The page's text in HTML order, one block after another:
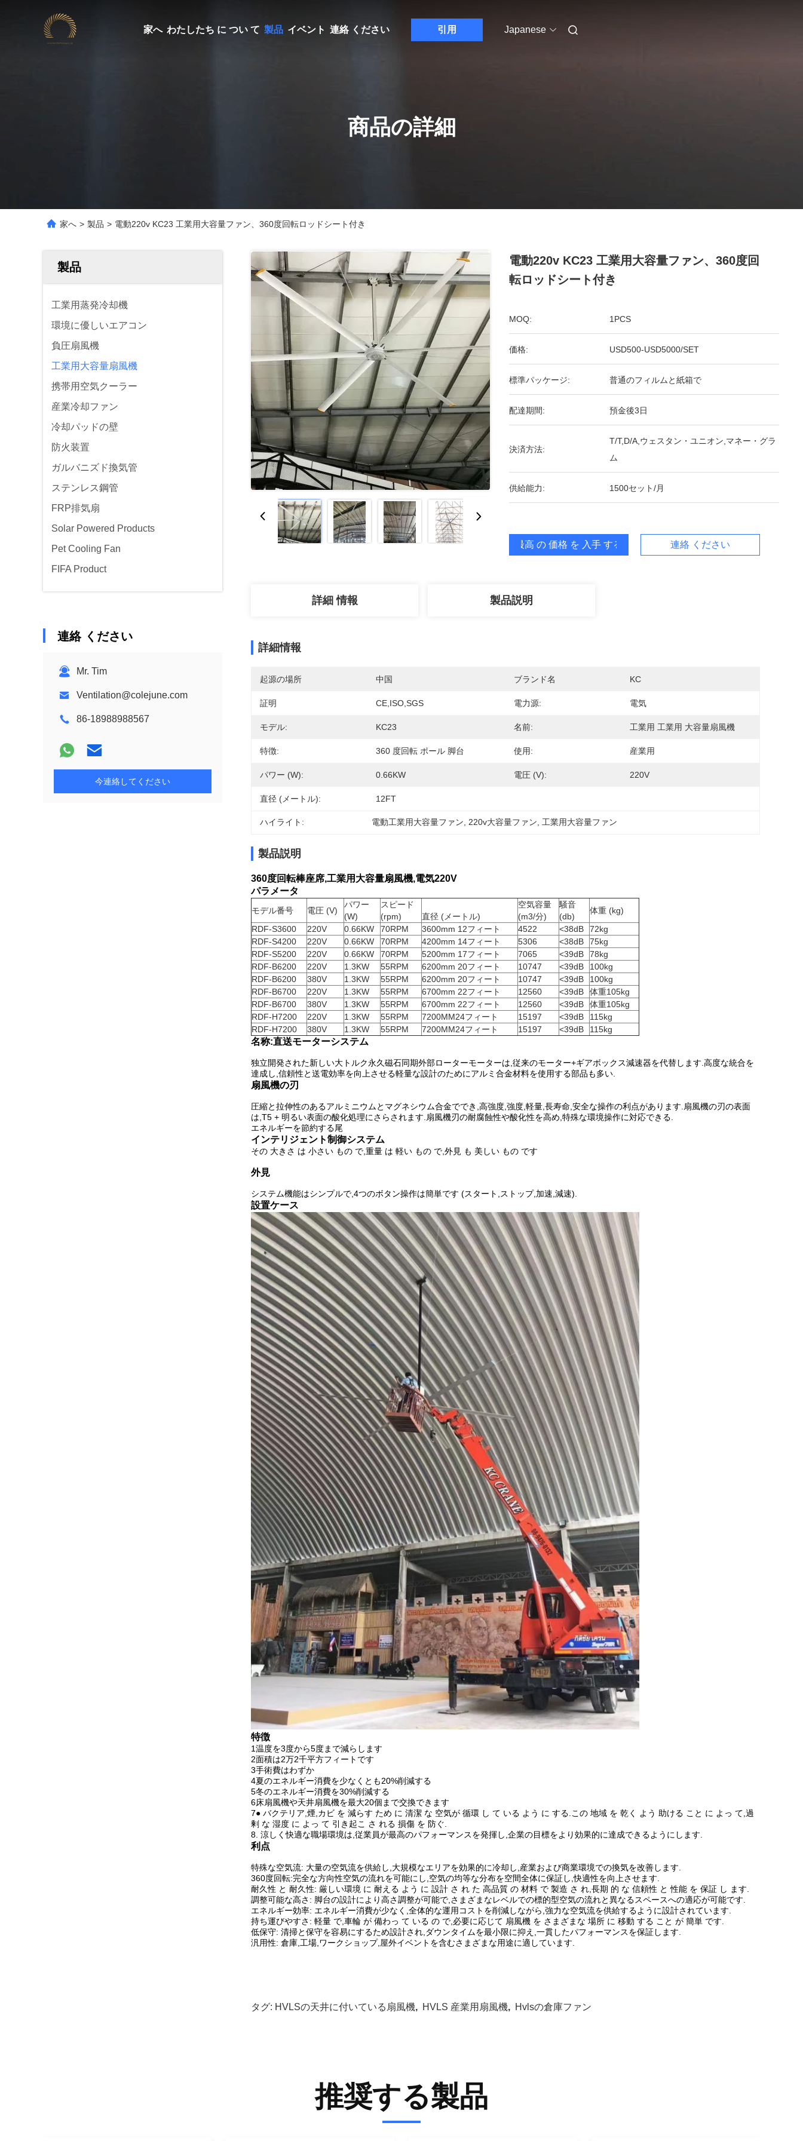
家へ わたしたち に つい て 製品 イベント 連絡 ください 引用 Japanese
商品の詳細
家へ > 製品 > 電動220v KC23 工業用大容量ファン、360度回転ロッドシート付き
製品
工業用蒸発冷却機
環境に優しいエアコン
負圧扇風機
工業用大容量扇風機
携帯用空気クーラー
産業冷却ファン
冷却パッドの壁
防火装置
ガルバニズド換気管
ステンレス鋼管
FRP排気扇
Solar Powered Products
Pet Cooling Fan
FIFA Product
連絡 ください
Mr. Tim
Ventilation@colejune.com
86-18988988567
今連絡してください
電動220v KC23 工業用大容量ファン、360度回
転ロッドシート付き
MOQ: 1PCS
価格: USD500-USD5000/SET
標準パッケージ: 普通のフィルムと紙箱で
配達期間: 預金後3日
決済方法:
T/T,D/A,ウェスタン・ユニオン,マネー・グラ
ム
供給能力: 1500セット/月
最高 の 価格 を 入手 する 連絡 ください
詳細 情報 製品説明
詳細情報
起源の場所 中国 ブランド名 KC
証明 CE,ISO,SGS 電力源: 電気
モデル: KC23 名前: 工業用 工業用 大容量扇風機
特徴: 360 度回転 ポール 脚台 使用: 産業用
パワー (W): 0.66KW 電圧 (V): 220V
直径 (メートル): 12FT
ハイライト: 電動工業用大容量ファン 220v大容量ファン 工業用大容量ファン
製品説明
360度回転棒座席,工業用大容量扇風機,電気220V
パラメータ
モデル番号 電圧 (V)
パワー
(W)
スピード
(rpm)
直径 (メートル)
空気容量
(m3/分)
騒音
(db)
体重 (kg)
RDF-S3600
220V 0.66KW 70RPM 3600mm 12フィート 4522 <38dB
72kg
RDF-S4200
220V 0.66KW 70RPM 4200mm 14フィート 5306 <38dB
75kg
RDF-S5200
220V 0.66KW 70RPM 5200mm 17フィート 7065 <39dB
78kg
RDF-B6200
220V 1.3KW 55RPM 6200mm 20フィート 10747 <39dB
100kg
RDF-B6200
380V 1.3KW 55RPM 6200mm 20フィート 10747 <39dB
100kg
RDF-B6700
220V 1.3KW 55RPM 6700mm 22フィート 12560 <39dB
体重105kg
RDF-B6700
380V 1.3KW 55RPM 6700mm 22フィート 12560 <39dB
体重105kg
RDF-H7200
220V 1.3KW 55RPM 7200MM24フィート 15197 <39dB
115kg
RDF-H7200
380V 1.3KW 55RPM 7200MM24フィート 15197 <39dB 115kg
名称:直送モーターシステム
独立開発された新しい大トルク永久磁石同期外部ローターモーターは,従来のモーター+ギアボックス減速器を代替します.高度な統合を
達成し,信頼性と送電効率を向上させる軽量な設計のためにアルミ合金材料を使用する部品も多い.
扇風機の刃
圧縮と拉伸性のあるアルミニウムとマグネシウム合金ででき,高強度,強度,軽量,長寿命,安全な操作の利点があります.扇風機の刃の表面
は,T5 + 明るい表面の酸化処理にさらされます.扇風機刃の耐腐蝕性や酸化性を高め,特殊な環境操作に対応できる.
エネルギーを節約する尾
インテリジェント制御システム
その 大きさ は 小さい もの で,重量 は 軽い もの で,外見 も 美しい もの です
外見
システム機能はシンプルで,4つのボタン操作は簡単です (スタート,ストップ,加速,減速).
設置ケース
特徴
1温度を3度から5度まで減らします
2面積は2万2千平方フィートです
3手術費はわずか
4夏のエネルギー消費を少なくとも20%削減する
5冬のエネルギー消費を30%削減する
6床扇風機や天井扇風機を最大20個まで交換できます
7● バクテリア,煙,カビ を 減らす ため に 清潔 な 空気が 循環 し て いる よう に する.この 地域 を 乾く よう 助ける こと に よっ て,過
剰 な 湿度 に よっ て 引き起こ さ れる 損傷 を 防ぐ.
8. 涼しく快適な職場環境は,従業員が最高のパフォーマンスを発揮し,企業の目標をより効果的に達成できるようにします.
利点
特殊な空気流: 大量の空気流を供給し,大規模なエリアを効果的に冷却し,産業および商業環境での換気を改善します.
360度回転:完全な方向性空気の流れを可能にし,空気の均等な分布を空間全体に保証し,快適性を向上させます.
耐久性 と 耐久性: 厳しい環境 に 耐える よう に 設計 さ れ た 高品質 の 材料 で 製造 さ れ,長期 的 な 信頼性 と 性能 を 保証 し ます.
調整可能な高さ: 脚台の設計により高さ調整が可能で,さまざまなレベルでの標的型空気の流れと異なるスペースへの適応が可能です.
エネルギー効率: エネルギー消費が少なく,全体的な運用コストを削減しながら,強力な空気流を供給するように設計されています.
持ち運びやすさ: 軽量 で,車輪 が 備わっ て いる の で,必要に応じて 扇風機 を さまざまな 場所 に 移動 する こと が 簡単 です.
低保守: 清掃と保守を容易にするため設計され,ダウンタイムを最小限に抑え,一貫したパフォーマンスを保証します.
汎用性: 倉庫,工場,ワークショップ,屋外イベントを含むさまざまな用途に適しています.
タグ: HVLSの天井に付いている扇風機, HVLS 産業用扇風機, Hvlsの倉庫ファン
推奨する製品